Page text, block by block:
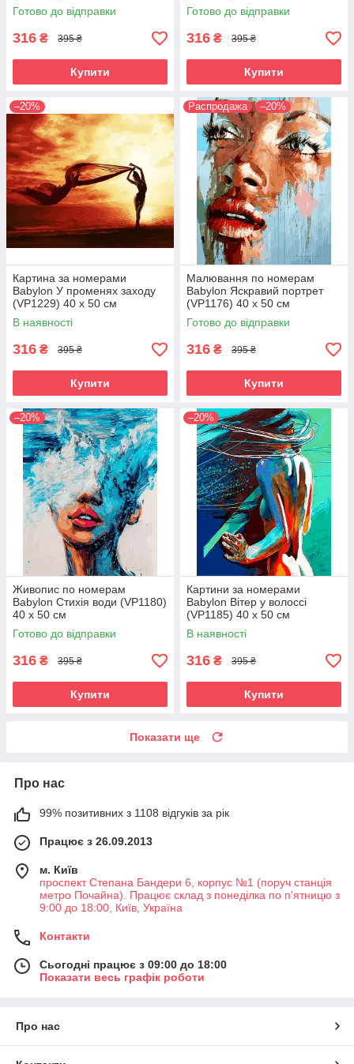
Готово до відправки
316 ₴ 395 ₴
Купити
Готово до відправки
316 ₴ 395 ₴
Купити
–20%
Картина за номерами
Babylon У променях заходу
(VP1229) 40 х 50 см
В наявності
316 ₴ 395 ₴
Купити
Распродажа –20%
Малювання по номерам
Babylon Яскравий портрет
(VP1176) 40 х 50 см
Готово до відправки
316 ₴ 395 ₴
Купити
–20%
Живопис по номерам
Babylon Стихія води (VP1180)
40 х 50 см
Готово до відправки
316 ₴ 395 ₴
Купити
–20%
Картини за номерами
Babylon Вітер у волоссі
(VP1185) 40 х 50 см
В наявності
316 ₴ 395 ₴
Купити
Показати ще
Про нас
99% позитивних з 1108 відгуків за рік
Працює з 26.09.2013
м. Київ
проспект Степана Бандери 6, корпус №1 (поруч станція
метро Почайна). Працює склад з понеділка по п'ятницю з
9:00 до 18:00, Київ, Україна
Контакти
Сьогодні працює з 09:00 до 18:00
Показати весь графік роботи
Про нас